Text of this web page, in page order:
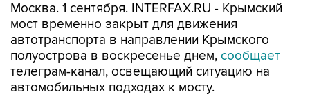
Москва. 1 сентября. INTERFAX.RU - Крымский
мост временно закрыт для движения
автотранспорта в направлении Крымского
полуострова в воскресенье днем, сообщает
телеграм-канал, освещающий ситуацию на
автомобильных подходах к мосту.